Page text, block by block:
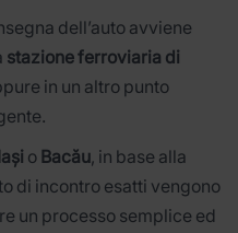
dell’auto avviene
stazione ferroviaria di
in un altro punto
Iași o Bacău, in base alla
di incontro esatti vengono
un processo semplice ed